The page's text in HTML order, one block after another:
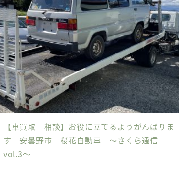
【車買取 相談】お役に立てるようがんばりま
す 安曇野市 桜花自動車 〜さくら通信
vol.3〜